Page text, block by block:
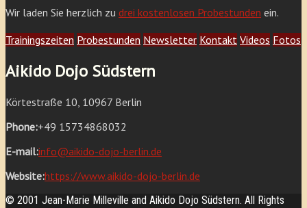
Wir laden Sie herzlich zu drei kostenlosen Probestunden ein.
Trainingszeiten Probestunden Newsletter Kontakt Videos Fotos
Aikido Dojo Südstern
Körtestraße 10, 10967 Berlin
Phone:+49 15734868032
E-mail:info@aikido-dojo-berlin.de
Website:https://www.aikido-dojo-berlin.de
© 2001 Jean-Marie Milleville and Aikido Dojo Südstern. All Rights